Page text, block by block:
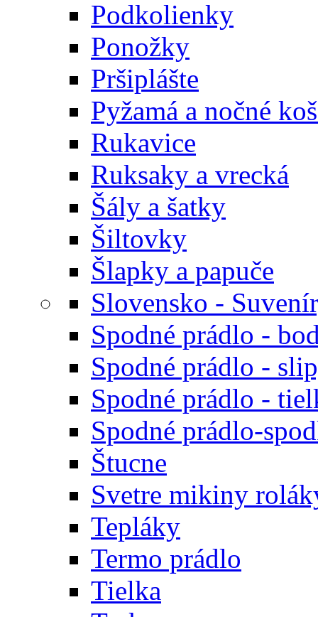
Podkolienky
Ponožky
Pršiplášte
Pyžamá a nočné
Rukavice
Ruksaky a vrecká
Šály a šatky
Šiltovky
Šlapky a papuče
Slovensko -
Spodné prádlo -
Spodné prádlo -
Spodné prádlo -
Spodné prádlo-
Štucne
Svetre mikiny
Tepláky
Termo prádlo
Tielka